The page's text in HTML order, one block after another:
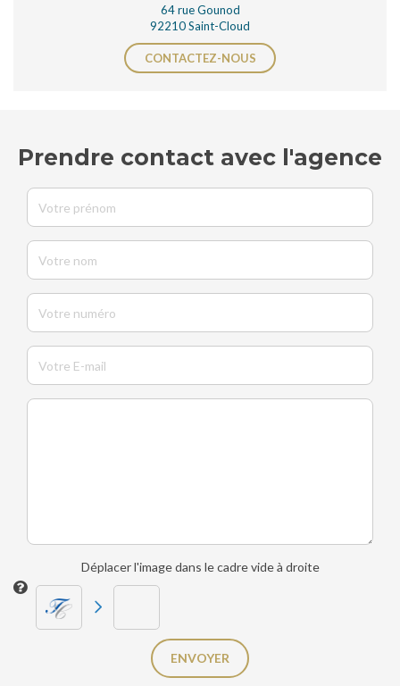
64 rue Gounod
92210 Saint-Cloud
CONTACTEZ-NOUS
Prendre contact avec l'agence
Déplacer l'image dans le cadre vide à droite
ENVOYER